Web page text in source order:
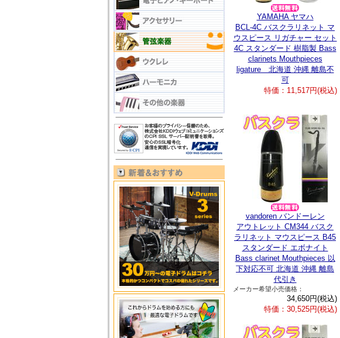
YAMAHA ヤマハ
BCL-4C バスクラリネット マ
ウスピース リガチャー セット
4C スタンダード 樹脂製 Bass
clarinets Mouthpieces
ligature 北海道 沖縄 離島不
可
特価：11,517円(税込)
vandoren バンドーレン
アウトレット CM344 バスク
ラリネット マウスピース B45
スタンダード エボナイト
Bass clarinet Mouthpieces 以
下対応不可 北海道 沖縄 離島
代引き
メーカー希望小売価格：
34,650円(税込)
特価：30,525円(税込)